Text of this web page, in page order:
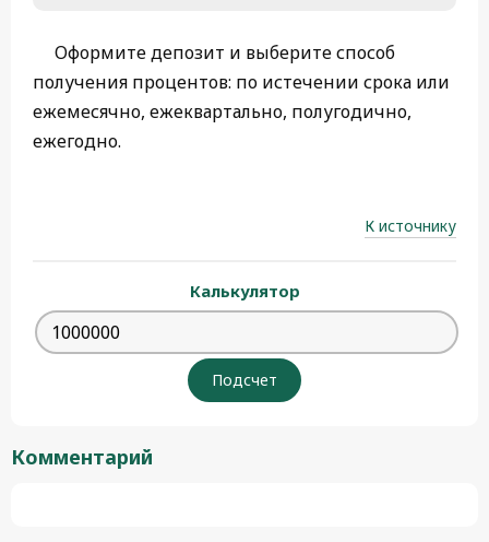
Оформите депозит и выберите способ
получения процентов: по истечении срока или
ежемесячно, ежеквартально, полугодично,
ежегодно.
К источнику
Калькулятор
Комментарий